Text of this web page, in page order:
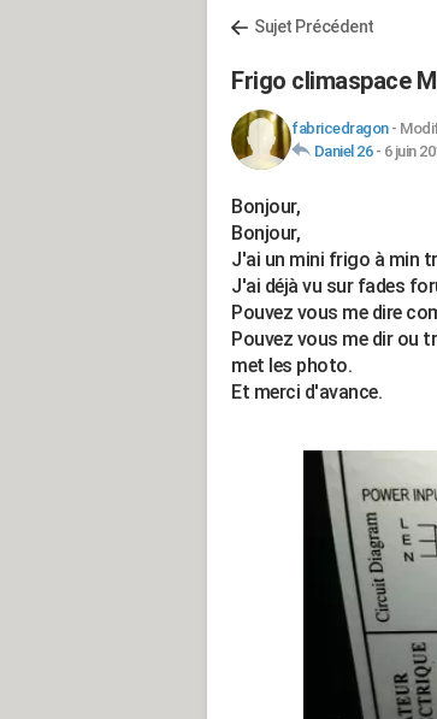
Sujet Précédent
Frigo climaspace
fabricedragon-
Daniel 26- 6 juin
Bonjour,
Bonjour,
J'ai un mini frigo à min
J'ai déjà vu sur fades
Pouvez vous me dire
Pouvez vous me dir ou
met les photo.
Et merci d'avance.